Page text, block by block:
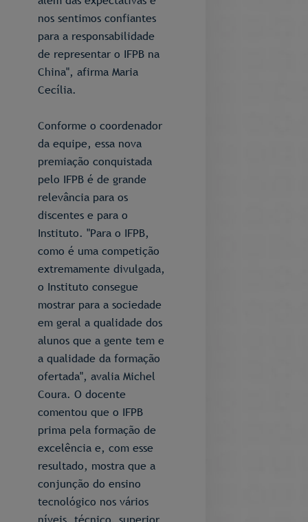
nos sentimos confiantes
para a responsabilidade
de representar o IFPB na
China", afirma Maria
Cecília.
Conforme o coordenador
da equipe, essa nova
premiação conquistada
pelo IFPB é de grande
relevância para os
discentes e para o
Instituto. "Para o IFPB,
como é uma competição
extremamente divulgada,
o Instituto consegue
mostrar para a sociedade
em geral a qualidade dos
alunos que a gente tem e
a qualidade da formação
ofertada", avalia Michel
Coura. O docente
comentou que o IFPB
prima pela formação de
excelência e, com esse
resultado, mostra que a
conjunção do ensino
tecnológico nos vários
níveis, técnico, superior